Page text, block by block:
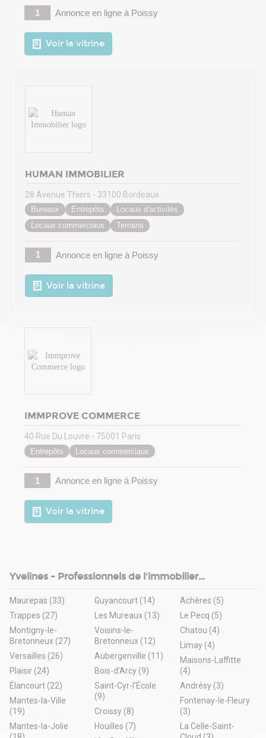
1 Annonce en ligneà Poissy
Voir la vitrine
HUMAN IMMOBILIER
28 Avenue Thiers - 33100 Bordeaux
Bureaux Entrepôts
Locaux d'activités
Locaux commerciaux
Terrains
1 Annonce en ligneà Poissy
Voir la vitrine
IMMPROVE COMMERCE
40 Rue Du Louvre - 75001 Paris
Entrepôts Locaux commerciaux
1 Annonce en ligneà Poissy
Voir la vitrine
Yvelines - Professionnels de l'immobilier
d'entreprise
Maurepas (33)
Trappes (27)
Montigny-le-
Bretonneux (27)
Versailles (26)
Plaisir (24)
Élancourt (22)
Mantes-la-Ville
(19)
Mantes-la-Jolie
Guyancourt (14)
Les Mureaux (13)
Voisins-le-
Bretonneux (12)
Aubergenville (11)
Bois-d'Arcy (9)
Saint-Cyr-l'École
(9)
Croissy (8)
Houilles (7)
Achères (5)
Le Pecq (5)
Chatou (4)
Limay (4)
Maisons-Laffitte
(4)
Andrésy (3)
Fontenay-le-Fleury
(3)
La Celle-Saint-